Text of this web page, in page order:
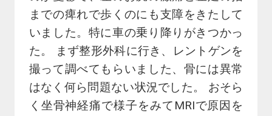
までの痺れで歩くのにも支障をきたして
いました。特に車の乗り降りがきつかっ
た。 まず整形外科に行き、レントゲンを
撮って調べてもらいました、骨には異常
はなく何ら問題ない状況でした。 おそら
く坐骨神経痛で様子をみてMRIで原因を